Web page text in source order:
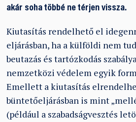
akár soha többé ne térjen vissza.
Kiutasítás rendelhető el
eljárásban, ha a külföldi nem
beutazás és tartózkodás
nemzetközi védelem egyik
Emellett a kiutasítás
büntetőeljárásban is mint
(például a szabadságvesztés